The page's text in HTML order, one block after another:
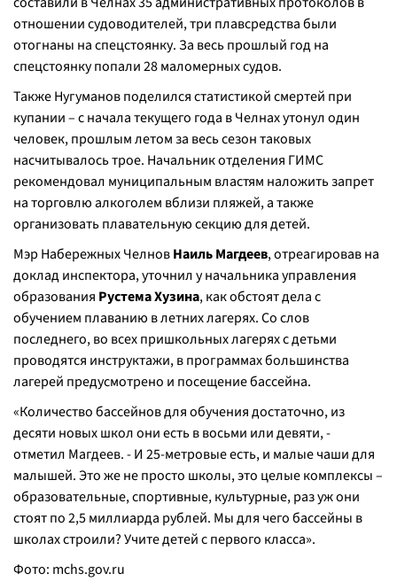
отношении судоводителей, три плавсредства были
отогнаны на спецстоянку. За весь прошлый год на
спецстоянку попали 28 маломерных судов.
Также Нугуманов поделился статистикой смертей при
купании – с начала текущего года в Челнах утонул один
человек, прошлым летом за весь сезон таковых
насчитывалось трое. Начальник отделения ГИМС
рекомендовал муниципальным властям наложить запрет
на торговлю алкоголем вблизи пляжей, а также
организовать плавательную секцию для детей.
Мэр Набережных ЧелновНаиль Магдеев, отреагировав на
доклад инспектора, уточнил у начальника управления
образования Рустема Хузина, как обстоят дела с
обучением плаванию в летних лагерях. Со слов
последнего, во всех пришкольных лагерях с детьми
проводятся инструктажи, в программах большинства
лагерей предусмотрено и посещение бассейна.
«Количество бассейнов для обучения достаточно, из
десяти новых школ они есть в восьми или девяти, -
отметил Магдеев. - И 25-метровые есть, и малые чаши для
малышей. Это же не просто школы, это целые комплексы –
образовательные, спортивные, культурные, раз уж они
стоят по 2,5 миллиарда рублей. Мы для чего бассейны в
школах строили? Учите детей с первого класса».
Фото: mchs.gov.ru